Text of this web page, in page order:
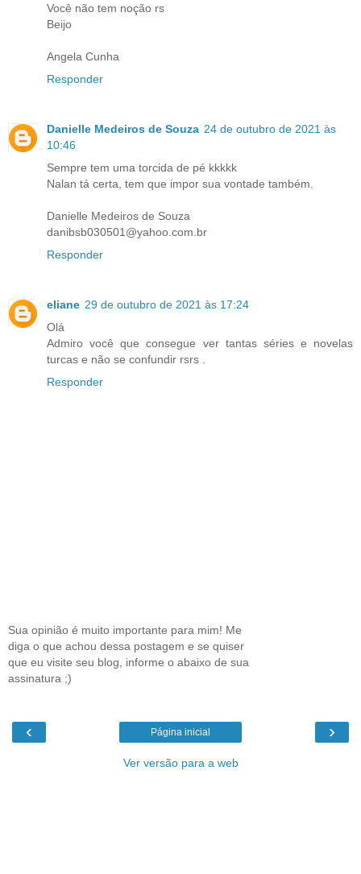
Você não tem noção rs
Beijo
Angela Cunha
Responder
Danielle Medeiros de Souza 24 de outubro de 2021 às
10:46
Sempre tem uma torcida de pé kkkkk
Nalan tá certa, tem que impor sua vontade também.
Danielle Medeiros de Souza
danibsb030501@yahoo.com.br
Responder
eliane 29 de outubro de 2021 às 17:24
Olá
Admiro você que consegue ver tantas séries e novelas
turcas e não se confundir rsrs .
Responder
Sua opinião é muito importante para mim! Me
diga o que achou dessa postagem e se quiser
que eu visite seu blog, informe o abaixo de sua
assinatura ;)
‹ ›
Página inicial
Ver versão para a web